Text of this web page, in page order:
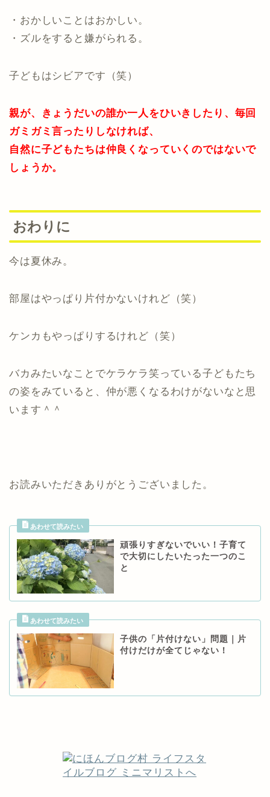
・おかしいことはおかしい。
・ズルをすると嫌がられる。
子どもはシビアです（笑）
親が、きょうだいの誰か一人をひいきしたり、毎回
ガミガミ言ったりしなければ、
自然に子どもたちは仲良くなっていくのではないで
しょうか。
おわりに
今は夏休み。
部屋はやっぱり片付かないけれど（笑）
ケンカもやっぱりするけれど（笑）
バカみたいなことでケラケラ笑っている子どもたち
の姿をみていると、仲が悪くなるわけがないなと思
います＾＾
お読みいただきありがとうございました。
頑張りすぎないでいい！子育て
で大切にしたいたった一つのこ
と
子供の「片付けない」問題｜片
付けだけが全てじゃない！